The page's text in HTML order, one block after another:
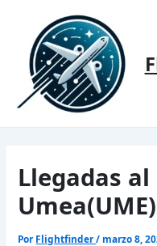
contenido
Llegadas
Umea(UME)
Por Flightfinder/ marzo 8,